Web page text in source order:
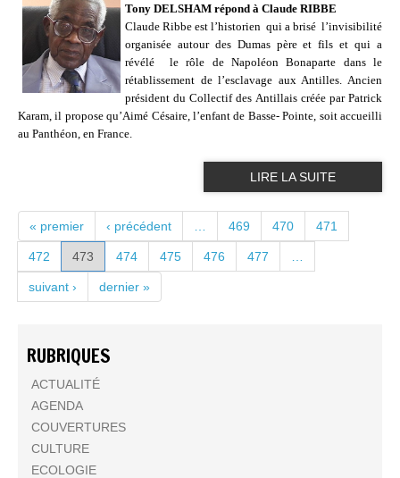
Tony DELSHAM répond à Claude RIBBE
Claude Ribbe est l’historien qui a brisé l’invisibilité
organisée autour des Dumas père et fils et qui a
révélé
le rôle de Napoléon Bonaparte dans le
rétablissement de l’esclavage aux Antilles. Ancien
président du Collectif des Antillais créée par Patrick
Karam, il propose qu’Aimé Césaire, l’enfant de Basse- Pointe, soit accueilli
au Panthéon, en France.
LIRE LA SUITE
PAGES
« premier ‹ précédent 469 470 471
472 473 474 475 476 477
suivant › dernier »
RUBRIQUES
ACTUALITÉ
AGENDA
COUVERTURES
CULTURE
ECOLOGIE